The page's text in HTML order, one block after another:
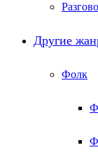
Другие
Фолк